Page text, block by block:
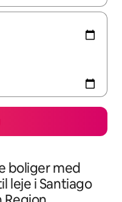
boliger med
leje i Santiago